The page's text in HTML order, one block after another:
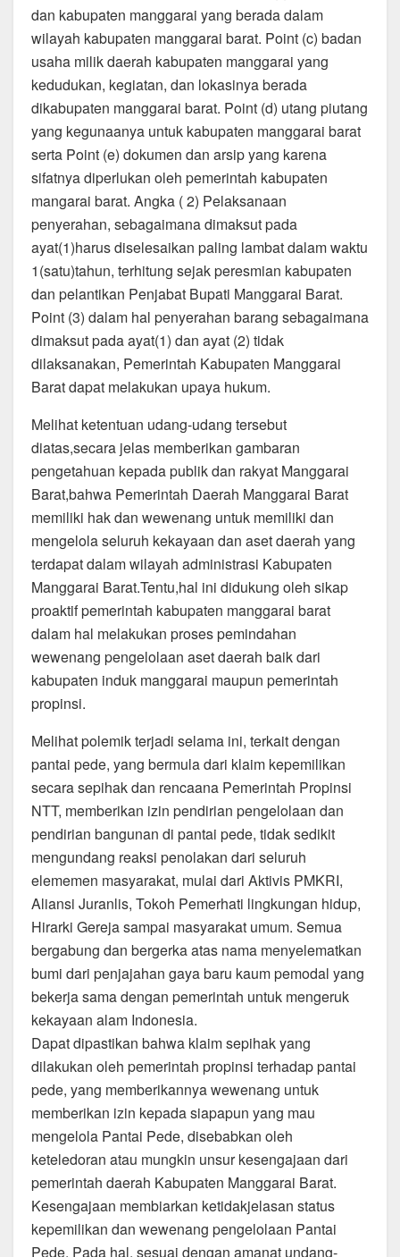
dan kabupaten manggarai yang berada dalam
wilayah kabupaten manggarai barat. Point (c) badan
usaha milik daerah kabupaten manggarai yang
kedudukan, kegiatan, dan lokasinya berada
dikabupaten manggarai barat. Point (d) utang piutang
yang kegunaanya untuk kabupaten manggarai barat
serta Point (e) dokumen dan arsip yang karena
sifatnya diperlukan oleh pemerintah kabupaten
mangarai barat. Angka ( 2) Pelaksanaan
penyerahan, sebagaimana dimaksut pada
ayat(1)harus diselesaikan paling lambat dalam waktu
1(satu)tahun, terhitung sejak peresmian kabupaten
dan pelantikan Penjabat Bupati Manggarai Barat.
Point (3) dalam hal penyerahan barang sebagaimana
dimaksut pada ayat(1) dan ayat (2) tidak
dilaksanakan, Pemerintah Kabupaten Manggarai
Barat dapat melakukan upaya hukum.
Melihat ketentuan udang-udang tersebut
diatas,secara jelas memberikan gambaran
pengetahuan kepada publik dan rakyat Manggarai
Barat,bahwa Pemerintah Daerah Manggarai Barat
memiliki hak dan wewenang untuk memiliki dan
mengelola seluruh kekayaan dan aset daerah yang
terdapat dalam wilayah administrasi Kabupaten
Manggarai Barat.Tentu,hal ini didukung oleh sikap
proaktif pemerintah kabupaten manggarai barat
dalam hal melakukan proses pemindahan
wewenang pengelolaan aset daerah baik dari
kabupaten induk manggarai maupun pemerintah
propinsi.
Melihat polemik terjadi selama ini, terkait dengan
pantai pede, yang bermula dari klaim kepemilikan
secara sepihak dan rencaana Pemerintah Propinsi
NTT, memberikan izin pendirian pengelolaan dan
pendirian bangunan di pantai pede, tidak sedikit
mengundang reaksi penolakan dari seluruh
elememen masyarakat, mulai dari Aktivis PMKRI,
Aliansi Juranlis, Tokoh Pemerhati lingkungan hidup,
Hirarki Gereja sampai masyarakat umum. Semua
bergabung dan bergerka atas nama menyelematkan
bumi dari penjajahan gaya baru kaum pemodal yang
bekerja sama dengan pemerintah untuk mengeruk
kekayaan alam Indonesia.
Dapat dipastikan bahwa klaim sepihak yang
dilakukan oleh pemerintah propinsi terhadap pantai
pede, yang memberikannya wewenang untuk
memberikan izin kepada siapapun yang mau
mengelola Pantai Pede, disebabkan oleh
keteledoran atau mungkin unsur kesengajaan dari
pemerintah daerah Kabupaten Manggarai Barat.
Kesengajaan membiarkan ketidakjelasan status
kepemilikan dan wewenang pengelolaan Pantai
Pede. Pada hal, sesuai dengan amanat undang-